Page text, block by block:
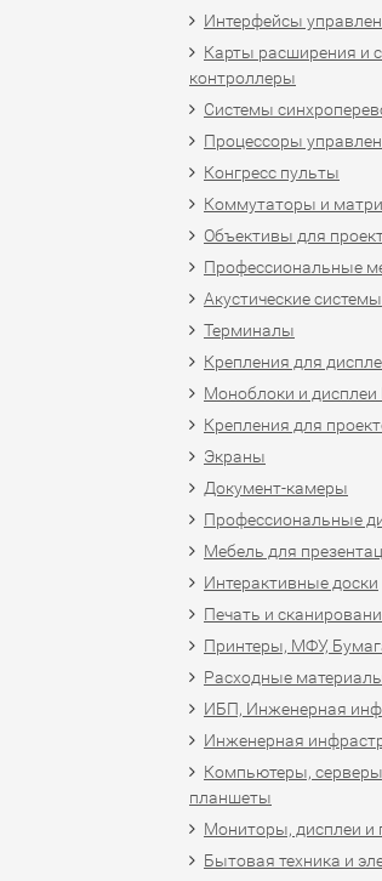
Интерфейсы
Карты расширения и
контроллеры
Системы
Процессоры
Конгресс пульты
Коммутаторы и
Объективы для
Профессиональные
Акустические системы
Терминалы
Крепления для
Моноблоки и дисплеи
Крепления для
Экраны
Документ-камеры
Профессиональные
Мебель для
Интерактивные доски
Печать и
Принтеры, МФУ,
Расходные
ИБП, Инженерная
Инженерная
Компьютеры,
планшеты
Мониторы, дисплеи и
Бытовая техника и